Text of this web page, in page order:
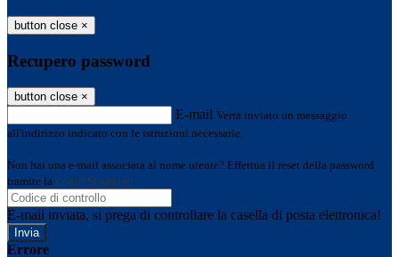
button close ×
Recupero password
button close ×
E-mail Verrà inviato un messaggio
all'indirizzo indicato con le istruzioni necessarie.
Non hai una e-mail associata al nome utente? Effettua il reset della password
tramite la Login Spaggiari
E-mail inviata, si prega di controllare la casella di posta elettronica!
Errore